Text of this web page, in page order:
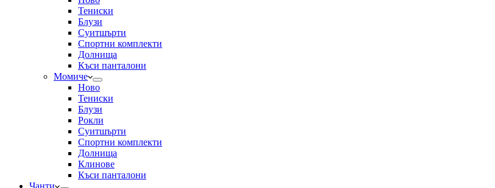
Тениски
Блузи
Суитшърти
Спортни комплекти
Долнища
Къси панталони
Момиче
Ново
Тениски
Блузи
Рокли
Суитшърти
Спортни комплекти
Долнища
Клинове
Къси панталони
Чанти